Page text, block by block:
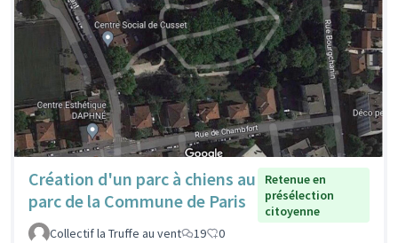
Création d'un parc à chiens au
parc de la Commune de Paris
Retenue en
présélection
citoyenne
Collectif la Truffe au vent
19 0